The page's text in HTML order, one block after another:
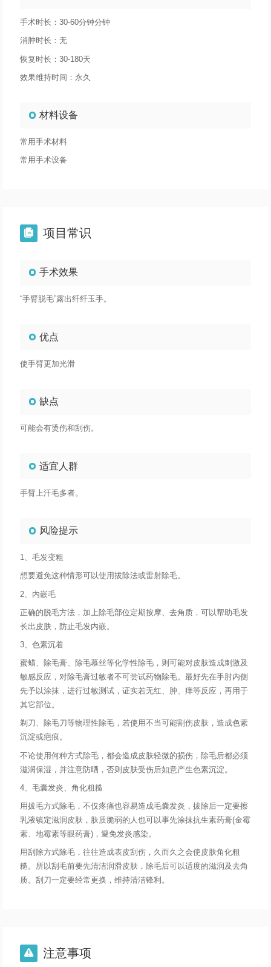
手术时长：30-60分钟分钟
消肿时长：无
恢复时长：30-180天
效果维持时间：永久
材料设备
常用手术材料
常用手术设备
 项目常识
手术效果
“手臂脱毛”露出纤纤玉手。
优点
使手臂更加光滑
缺点
可能会有烫伤和刮伤。
适宜人群
手臂上汗毛多者。
风险提示
1、毛发变粗
想要避免这种情形可以使用拔除法或雷射除毛。
2、内嵌毛
正确的脱毛方法，加上除毛部位定期按摩、去角质，可以帮助毛发
长出皮肤，防止毛发内嵌。
3、色素沉着
蜜蜡、除毛膏、除毛慕丝等化学性除毛，则可能对皮肤造成刺激及
敏感反应，对除毛膏过敏者不可尝试药物除毛。最好先在手肘内侧
先予以涂抹，进行过敏测试，证实若无红、肿、痒等反应，再用于
其它部位。
剃刀、除毛刀等物理性除毛，若使用不当可能割伤皮肤，造成色素
沉淀或疤痕。
不论使用何种方式除毛，都会造成皮肤轻微的损伤，除毛后都必须
滋润保湿，并注意防晒，否则皮肤受伤后如意产生色素沉淀。
4、毛囊发炎、角化粗糙
用拔毛方式除毛，不仅疼痛也容易造成毛囊发炎，拔除后一定要擦
乳液镇定滋润皮肤，肤质脆弱的人也可以事先涂抹抗生素药膏(金霉
素、地霉素等眼药膏)，避免发炎感染。
用刮除方式除毛，往往造成表皮刮伤，久而久之会使皮肤角化粗
糙。所以刮毛前要先清洁润滑皮肤，除毛后可以适度的滋润及去角
质。刮刀一定要经常更换，维持清洁锋利。
 注意事项